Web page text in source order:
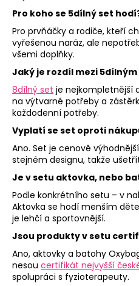
Pro koho se 5dílný set
Pro prvňáčky a rodiče, kteří
vyřešenou naráz, ale
všemi doplňky.
Jaký je rozdíl mezi
8dílný set je nejkompletnější
na výtvarné potřeby a
každodenní potřeby.
Vyplatí se set oproti
Ano. Set je cenově
stejném designu, takže
Je v setu aktovka, nebo
Podle konkrétního setu – v
Aktovka se hodí menším
je lehčí a sportovnější.
Jsou produkty v setu
Ano, aktovky a batohy
nesou certifikát nejvyšší
spolupráci s fyzioterapeuty.